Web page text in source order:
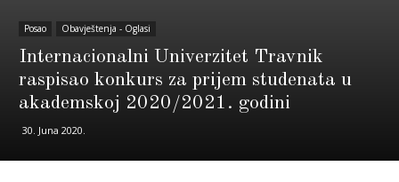
Posao Obavještenja - Oglasi
Internacionalni Univerzitet Travnik
raspisao konkurs za prijem studenata u
akademskoj 2020/2021. godini
30. Juna 2020.